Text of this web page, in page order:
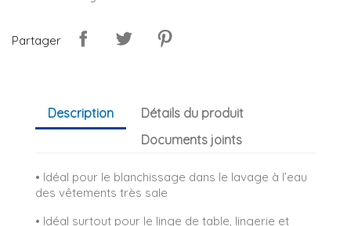
Partager
Description
Détails du produit
Documents joints
• Idéal pour le blanchissage dans le lavage à l’eau
des vêtements très sale
• Idéal surtout pour le linge de table, lingerie et